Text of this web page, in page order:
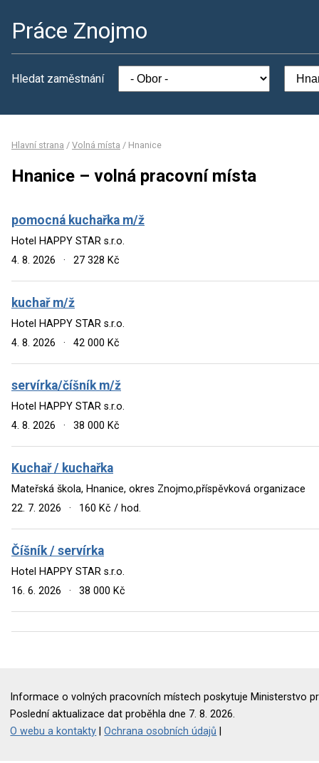
Práce Znojmo
Hledat zaměstnání
Hlavní strana / Volná místa / Hnanice
Hnanice – volná pracovní místa
pomocná kuchařka m/ž
Hotel HAPPY STAR s.r.o.
4. 8. 2026
· 27 328 Kč
kuchař m/ž
Hotel HAPPY STAR s.r.o.
4. 8. 2026
· 42 000 Kč
servírka/číšník m/ž
Hotel HAPPY STAR s.r.o.
4. 8. 2026
· 38 000 Kč
Kuchař / kuchařka
Mateřská škola, Hnanice, okres Znojmo,příspěvková organizace
22. 7. 2026
· 160 Kč / hod.
Číšník / servírka
Hotel HAPPY STAR s.r.o.
16. 6. 2026
· 38 000 Kč
Informace o volných pracovních místech poskytuje Ministerstvo
Poslední aktualizace dat proběhla dne 7. 8. 2026.
O webu a kontakty |Ochrana osobních údajů